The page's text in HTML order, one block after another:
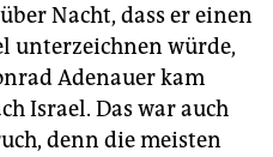
Nacht, dass er einen
unterzeichnen würde,
Adenauer kam
Israel. Das war auch
denn die meisten